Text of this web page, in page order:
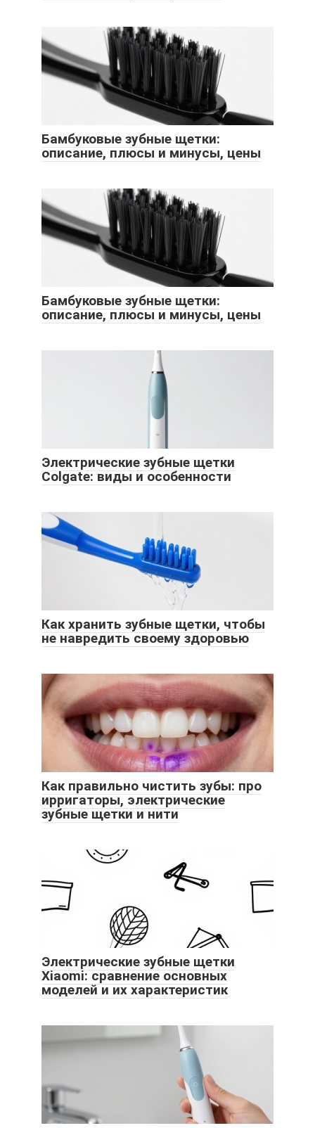
Бамбуковые зубные щетки:
описание, плюсы и минусы, цены
Бамбуковые зубные щетки:
описание, плюсы и минусы, цены
Электрические зубные щетки
Colgate: виды и особенности
Как хранить зубные щетки, чтобы
не навредить своему здоровью
Как правильно чистить зубы: про
ирригаторы, электрические
зубные щетки и нити
Электрические зубные щетки
Xiaomi: сравнение основных
моделей и их характеристик